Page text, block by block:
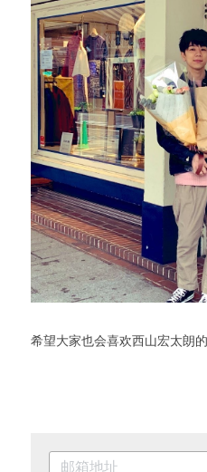
希望大家也会喜欢西山宏太朗